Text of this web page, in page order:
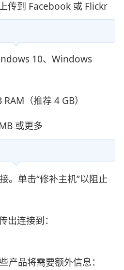
传到 Facebook 或 Flickr
10、Windows
（推荐 4 GB）
或更多
。单击“修补主机”以阻止
出连接到：
产品将需要额外信息：